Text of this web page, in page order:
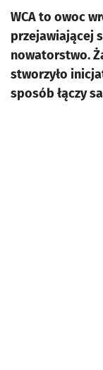
WCA to owoc
przejawiającej
nowatorstwo.
stworzyło
sposób łączy